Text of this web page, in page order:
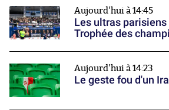
Aujourd'hui à 14:45
Les ultras
Trophée des
Aujourd'hui à 14:23
Le geste fou d'un